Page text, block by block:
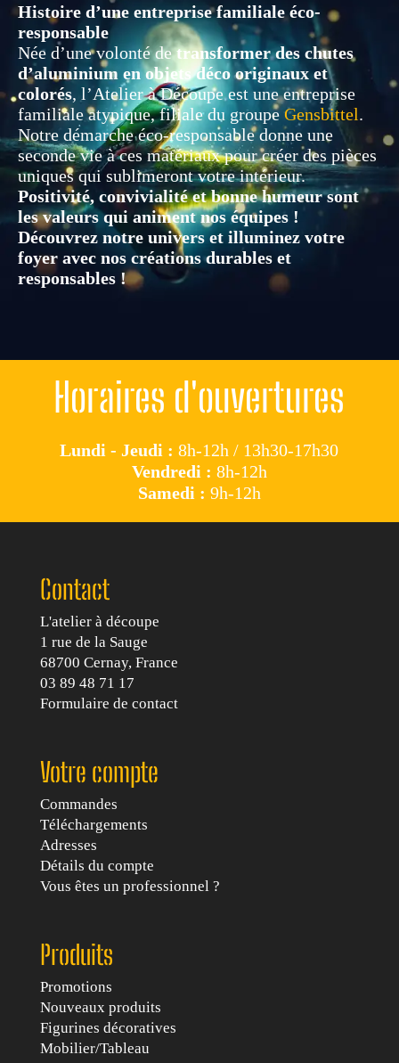
Histoire d’une entreprise familiale éco-
responsable
Née d’une volonté detransformer des chutes
d’aluminium en objets déco originaux et
colorés, l’Atelier à Découpe est une entreprise
familiale atypique, filiale du groupeGensbittel.
Notre démarche éco-responsable donne une
seconde vie à ces matériaux pour créer des pièces
uniques qui sublimeront votre intérieur.
Positivité, convivialité et bonne humeur sont
les valeurs qui animent nos équipes !
Découvrez notre univers et illuminez votre
foyer avec nos créations durables et
responsables !
Horaires d'ouvertures
Lundi - Jeudi : 8h-12h / 13h30-17h30
Vendredi : 8h-12h
Samedi : 9h-12h
Contact
L'atelier à découpe
1 rue de la Sauge
68700 Cernay, France
03 89 48 71 17
Formulaire de contact
Votre compte
Commandes
Téléchargements
Adresses
Détails du compte
Vous êtes un professionnel ?
Produits
Promotions
Nouveaux produits
Figurines décoratives
Mobilier/Tableau